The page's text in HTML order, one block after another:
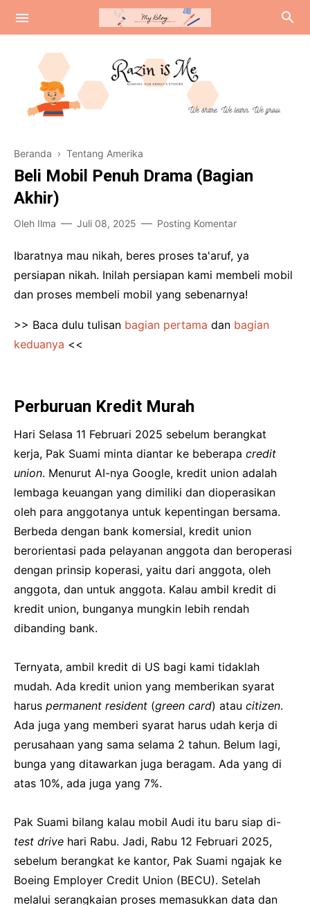
Tentang Amerika
Curhat Colongan
Beranda › Tentang Amerika
Beli Mobil Penuh Drama (Bagian
Akhir)
Oleh Ilma Juli 08, 2025 Posting Komentar
Ibaratnya mau nikah, beres proses ta'aruf, ya
persiapan nikah. Inilah persiapan kami membeli mobil
dan proses membeli mobil yang sebenarnya!
>> Baca dulu tulisan bagian pertama dan bagian
keduanya <<
Perburuan Kredit Murah
Hari Selasa 11 Februari 2025 sebelum berangkat
kerja, Pak Suami minta diantar ke beberapa credit
union. Menurut AI-nya Google, kredit union adalah
lembaga keuangan yang dimiliki dan dioperasikan
oleh para anggotanya untuk kepentingan bersama.
Berbeda dengan bank komersial, kredit union
berorientasi pada pelayanan anggota dan beroperasi
dengan prinsip koperasi, yaitu dari anggota, oleh
anggota, dan untuk anggota. Kalau ambil kredit di
kredit union, bunganya mungkin lebih rendah
dibanding bank.
Ternyata, ambil kredit di US bagi kami tidaklah
mudah. Ada kredit union yang memberikan syarat
harus permanent resident (green card) atau citizen.
Ada juga yang memberi syarat harus udah kerja di
perusahaan yang sama selama 2 tahun. Belum lagi,
bunga yang ditawarkan juga beragam. Ada yang di
atas 10%, ada juga yang 7%.
Pak Suami bilang kalau mobil Audi itu baru siap di-
test drive hari Rabu. Jadi, Rabu 12 Februari 2025,
sebelum berangkat ke kantor, Pak Suami ngajak ke
Boeing Employer Credit Union (BECU). Setelah
melalui serangkaian proses memasukkan data dan